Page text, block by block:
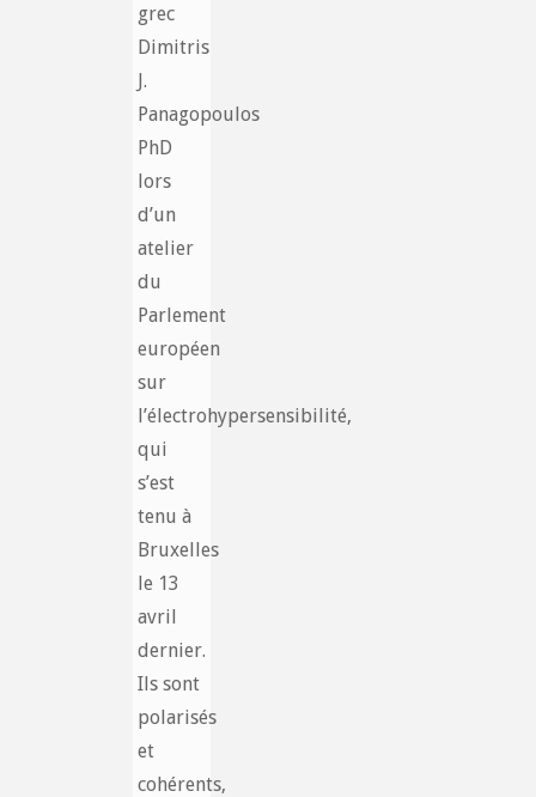
grec
Dimitris
J.
Panagopoulos
PhD
lors
d’un
atelier
du
Parlement
européen
sur
l’électrohypersensibilité,
qui
s’est
tenu à
Bruxelles
le 13
avril
dernier.
Ils sont
polarisés
et
cohérents,